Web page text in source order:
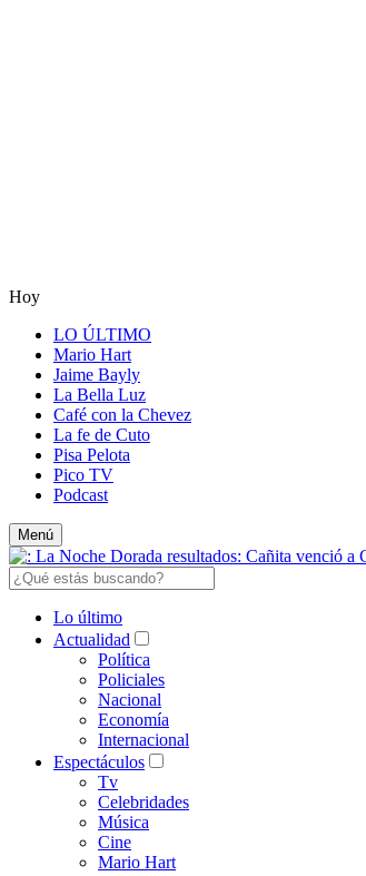
Hoy
LO ÚLTIMO
Mario Hart
Jaime Bayly
La Bella Luz
Café con la Chevez
La fe de Cuto
Pisa Pelota
Pico TV
Podcast
Menú
Lo último
Actualidad
Política
Policiales
Nacional
Economía
Internacional
Espectáculos
Tv
Celebridades
Música
Cine
Mario Hart